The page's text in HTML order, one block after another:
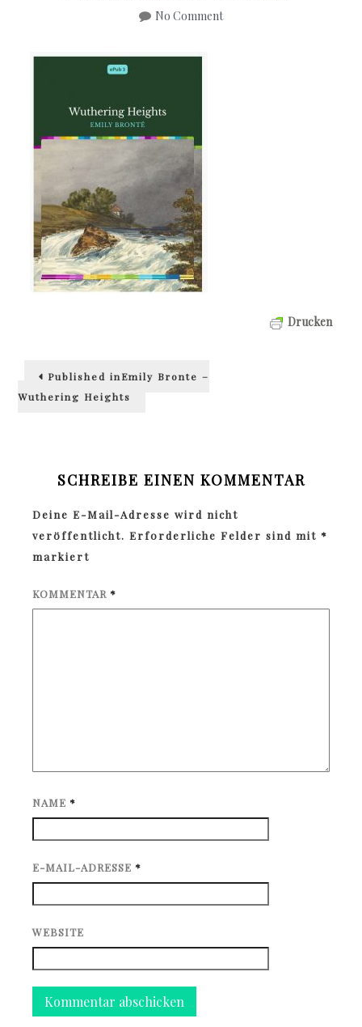
No Comment
Drucken
Beitragsnavigation
Published inEmily Bronte –
Wuthering Heights
SCHREIBE EINEN KOMMENTAR
Deine E-Mail-Adresse wird nicht
veröffentlicht. Erforderliche Felder sind mit *
markiert
KOMMENTAR *
NAME *
E-MAIL-ADRESSE *
WEBSITE